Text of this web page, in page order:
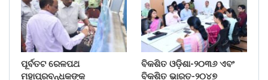
ପୂର୍ବତଟ ରେଳପଥ
ମହାପ୍ରବନ୍ଧକଙ୍କ
ବିକଶିତ ଓଡ଼ିଶା-୨୦୩୬ ଏବଂ
ବିକଶିତ ଭାରତ-୨୦୪୭